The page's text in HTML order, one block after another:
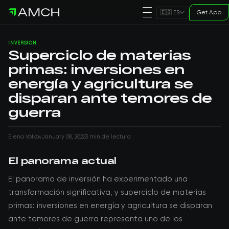
🇪🇸 ES Get App
INVERSIÓN
Superciclo de materias
primas: inversiones en
energía y agricultura se
disparan ante temores de
guerra
Elena VolkovJanuary 08, 20223 min de lectura
El panorama actual
El panorama de inversión ha experimentado una
transformación significativa, y superciclo de materias
primas: inversiones en energía y agricultura se disparan
ante temores de guerra representa uno de los